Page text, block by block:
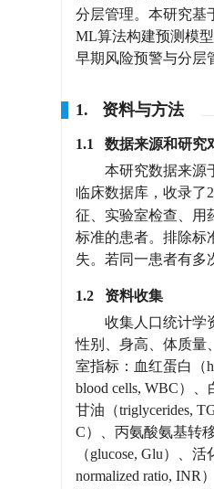
分层管理。本研究基
ML算法构建预测模
早期风险预警与分层
1. 资料与方法
1.1 数据来源和研究
本研究数据来源
临床数据库，收录了
征、实验室检查、用
标准的患者。排除标
失。若同一患者有多
1.2 资料收集
收集人口统计学
性别、身高、体质量
室指标：血红蛋白（
blood cells, WBC）、
甘油（triglycerides,
C）、丙氨酸氨基转移
（glucose, Glu）、
normalized ratio, INR